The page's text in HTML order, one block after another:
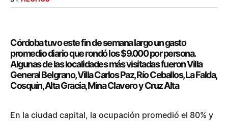
Córdoba tuvo este fin de semana largo un gasto
promedio diario que rondó los $9.000 por persona.
Algunas de las localidades más visitadas fueron Villa
General Belgrano, Villa Carlos Paz, Río Ceballos, La Falda,
Cosquín, Alta Gracia, Mina Clavero y Cruz Alta
En la ciudad capital, la ocupación promedió el 80% y